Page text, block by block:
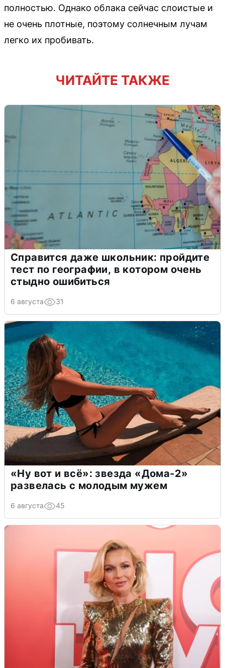
полностью. Однако облака сейчас слоистые и
не очень плотные, поэтому солнечным лучам
легко их пробивать.
ЧИТАЙТЕ ТАКЖЕ
Справится даже школьник: пройдите
тест по географии, в котором очень
стыдно ошибиться
6 августа 31
«Ну вот и всё»: звезда «Дома-2»
развелась с молодым мужем
6 августа 45